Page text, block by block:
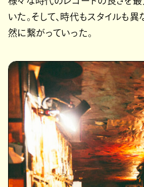
いた。そして、時代もスタイルも
然に繋がっていった。